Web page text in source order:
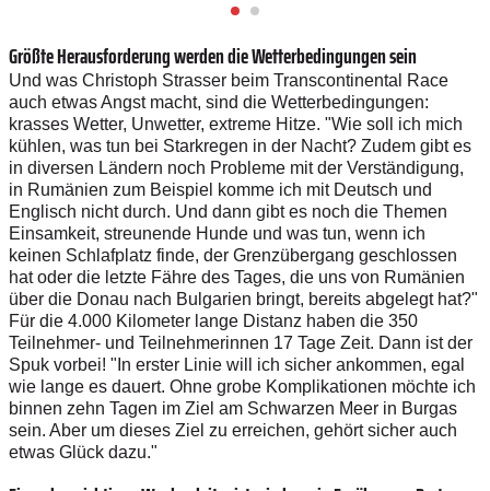
Größte Herausforderung werden die Wetterbedingungen sein
Und was Christoph Strasser beim Transcontinental Race
auch etwas Angst macht, sind die Wetterbedingungen:
krasses Wetter, Unwetter, extreme Hitze. "Wie soll ich mich
kühlen, was tun bei Starkregen in der Nacht? Zudem gibt es
in diversen Ländern noch Probleme mit der Verständigung,
in Rumänien zum Beispiel komme ich mit Deutsch und
Englisch nicht durch. Und dann gibt es noch die Themen
Einsamkeit, streunende Hunde und was tun, wenn ich
keinen Schlafplatz finde, der Grenzübergang geschlossen
hat oder die letzte Fähre des Tages, die uns von Rumänien
über die Donau nach Bulgarien bringt, bereits abgelegt hat?"
Für die 4.000 Kilometer lange Distanz haben die 350
Teilnehmer- und Teilnehmerinnen 17 Tage Zeit. Dann ist der
Spuk vorbei! "In erster Linie will ich sicher ankommen, egal
wie lange es dauert. Ohne grobe Komplikationen möchte ich
binnen zehn Tagen im Ziel am Schwarzen Meer in Burgas
sein. Aber um dieses Ziel zu erreichen, gehört sicher auch
etwas Glück dazu."